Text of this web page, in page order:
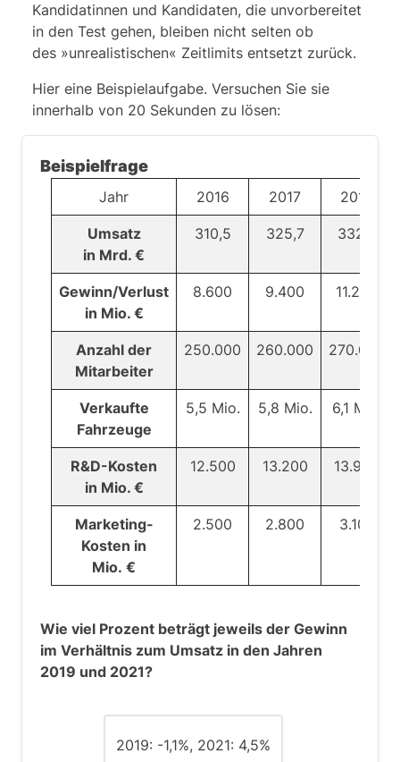
Kandidatinnen und Kandidaten, die unvorbereitet
in den Test gehen, bleiben nicht selten ob
des »unrealistischen« Zeitlimits entsetzt zurück.
Hier eine Beispielaufgabe. Versuchen Sie sie
innerhalb von 20 Sekunden zu lösen:
Beispielfrage
Jahr 2016 2017 2018
Umsatz
in Mrd. €
310,5 325,7 332,2
Gewinn/Verlust
in Mio. €
8.600 9.400 11.200
Anzahl der
Mitarbeiter
250.000 260.000 270.000
Verkaufte
Fahrzeuge
5,5 Mio. 5,8 Mio. 6,1 Mio.
R&D-Kosten
in Mio. €
12.500 13.200 13.900
Marketing-
Kosten in
Mio. €
2.500 2.800 3.100
Wie viel Prozent beträgt jeweils der Gewinn
im Verhältnis zum Umsatz in den Jahren
2019 und 2021?
2019: -1,1%, 2021: 4,5%